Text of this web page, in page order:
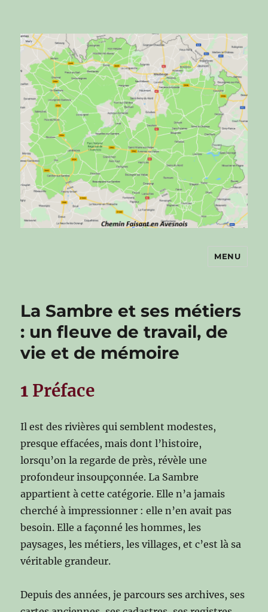
Chemin faisant en Avesnois
MENU
La Sambre et ses métiers
: un fleuve de travail, de
vie et de mémoire
1 Préface
Il est des rivières qui semblent modestes,
presque effacées, mais dont l’histoire,
lorsqu’on la regarde de près, révèle une
profondeur insoupçonnée. La Sambre
appartient à cette catégorie. Elle n’a jamais
cherché à impressionner : elle n’en avait pas
besoin. Elle a façonné les hommes, les
paysages, les métiers, les villages, et c’est là sa
véritable grandeur.
Depuis des années, je parcours ses archives, ses